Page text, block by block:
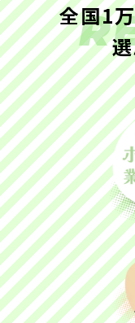
全国1